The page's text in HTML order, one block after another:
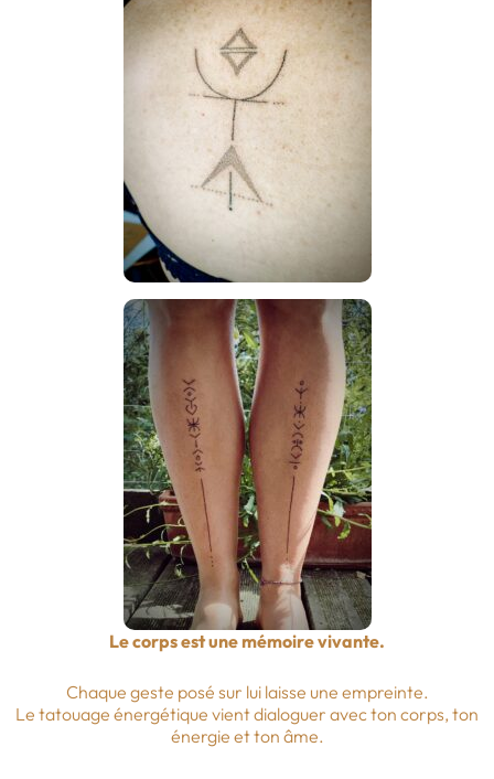
Le corps est une mémoire vivante.
Chaque geste posé sur lui laisse une empreinte.
Le tatouage énergétique vient dialoguer avec ton corps, ton
énergie et ton âme.